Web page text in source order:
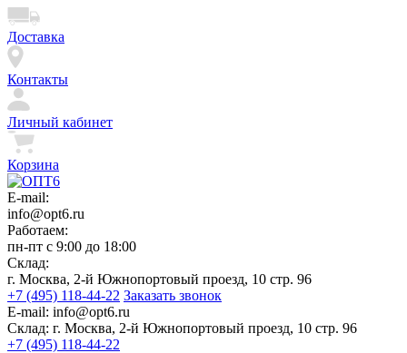
Доставка
Контакты
Личный кабинет
Корзина
E-mail:
info@opt6.ru
Работаем:
пн-пт с 9:00 до 18:00
Склад:
г. Москва, 2-й Южнопортовый проезд, 10 стр. 96
+7 (495) 118-44-22 Заказать звонок
E-mail: info@opt6.ru
Склад: г. Москва, 2-й Южнопортовый проезд, 10 стр. 96
+7 (495) 118-44-22